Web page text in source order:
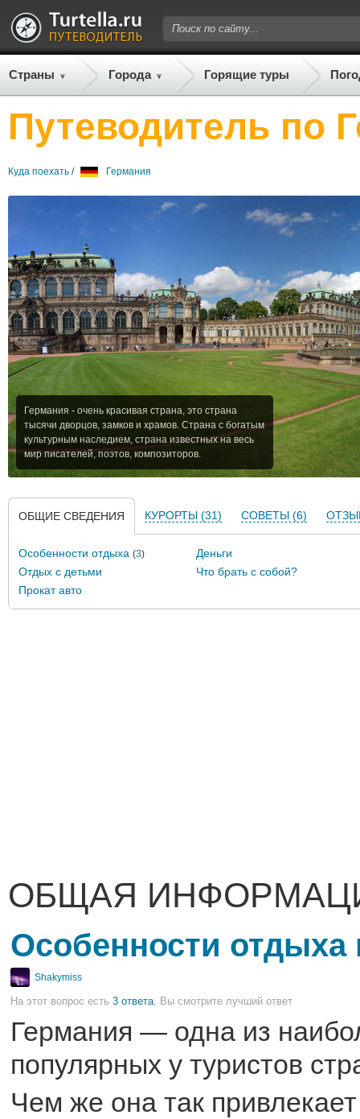
Страны Города Горящие туры
Путеводитель по
Куда поехать / Германия
Германия - очень красивая страна, это страна
тысячи дворцов, замков и храмов. Cтрана с богатым
культурным наследием, страна известных на весь
мир писателей, поэтов, композиторов.
ОБЩИЕ СВЕДЕНИЯ КУРОРТЫ (31) СОВЕТЫ (6)
Особенности отдыха (3)
Деньги
Отдых с детьми
Что брать с собой?
Прокат авто
ОБЩАЯ
Особенности отдыха
Shakymiss
На этот вопрос есть 3 ответа, Вы смотрите лучший ответ
Германия — одна из
популярных у туристов
Чем же она так